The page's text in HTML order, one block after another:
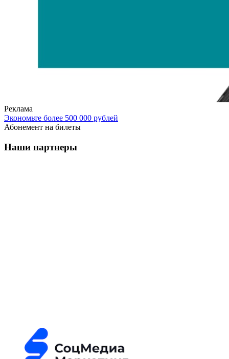
Реклама
Экономьте более 500 000 рублей
Абонемент на билеты
Наши партнеры